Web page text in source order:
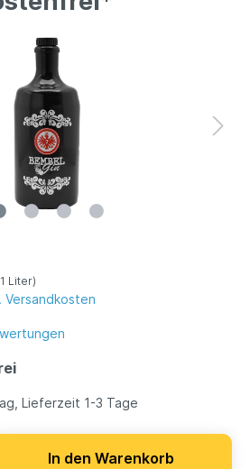
Liter)
Versandkosten
Lieferzeit 1-3 Tage
In den Warenkorb